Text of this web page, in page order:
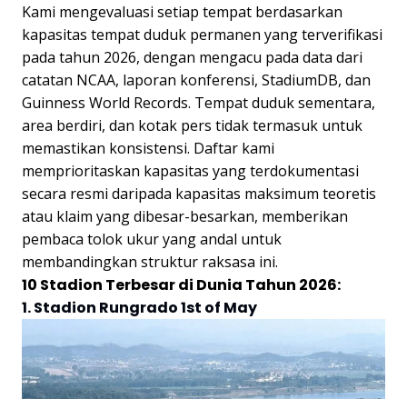
Kami mengevaluasi setiap tempat berdasarkan
kapasitas tempat duduk permanen yang terverifikasi
pada tahun 2026, dengan mengacu pada data dari
catatan NCAA, laporan konferensi, StadiumDB, dan
Guinness World Records. Tempat duduk sementara,
area berdiri, dan kotak pers tidak termasuk untuk
memastikan konsistensi. Daftar kami
memprioritaskan kapasitas yang terdokumentasi
secara resmi daripada kapasitas maksimum teoretis
atau klaim yang dibesar-besarkan, memberikan
pembaca tolok ukur yang andal untuk
membandingkan struktur raksasa ini.
10 Stadion Terbesar di Dunia Tahun 2026:
1. Stadion Rungrado 1st of May